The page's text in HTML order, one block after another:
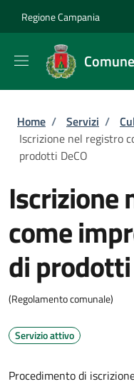
Regione Campania
Briciole di
Home / Servizi /
Iscrizione nel registro
prodotti DeCO
Iscrizione
come
di prodotti
(Regolamento comunale)
Servizio attivo
Procedimento di